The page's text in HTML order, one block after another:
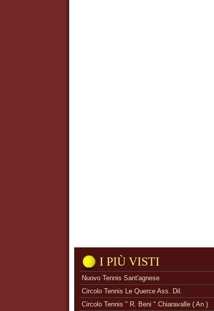
I PIÙ VISTI
Nuovo Tennis Sant'agnese
Circolo Tennis Le Querce Ass. Dil.
Circolo Tennis " R. Beni " Chiaravalle ( An )